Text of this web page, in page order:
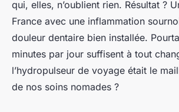
qui, elles, n’oublient rien. Résultat ?
France avec une inflammation
douleur dentaire bien installée.
minutes par jour suffisent à tout
l’hydropulseur de voyage était le
de nos soins nomades ?